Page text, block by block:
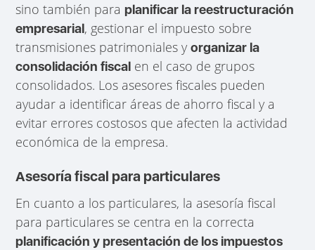
sino también paraplanificar la reestructuración
empresarial, gestionar el impuesto sobre
transmisiones patrimoniales yorganizar la
consolidación fiscal en el caso de grupos
consolidados. Los asesores fiscales pueden
ayudar a identificar áreas de ahorro fiscal y a
evitar errores costosos que afecten la actividad
económica de la empresa.
Asesoría fiscal para particulares
En cuanto a los particulares, la asesoría fiscal
para particulares se centra en la correcta
planificación y presentación de los impuestos